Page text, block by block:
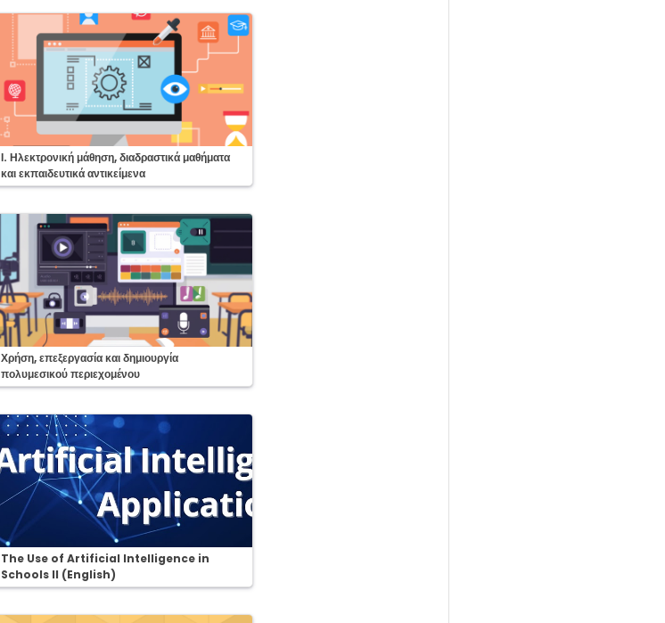
Course:
Ι. Ηλεκτρονική μάθηση, διαδραστικά μαθήματα
και εκπαιδευτικά αντικείμενα
Course:
Χρήση, επεξεργασία και δημιουργία
πολυμεσικού περιεχομένου
Course:
The Use of Artificial Intelligence in
Schools II (English)